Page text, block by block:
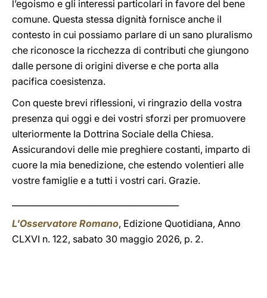
l’egoismo e gli interessi particolari in favore del bene
comune. Questa stessa dignità fornisce anche il
contesto in cui possiamo parlare di un sano pluralismo
che riconosce la ricchezza di contributi che giungono
dalle persone di origini diverse e che porta alla
pacifica coesistenza.
Con queste brevi riflessioni, vi ringrazio della vostra
presenza qui oggi e dei vostri sforzi per promuovere
ulteriormente la Dottrina Sociale della Chiesa.
Assicurandovi delle mie preghiere costanti, imparto di
cuore la mia benedizione, che estendo volentieri alle
vostre famiglie e a tutti i vostri cari. Grazie.
L'Osservatore Romano, Edizione Quotidiana, Anno
CLXVI n. 122, sabato 30 maggio 2026, p. 2.